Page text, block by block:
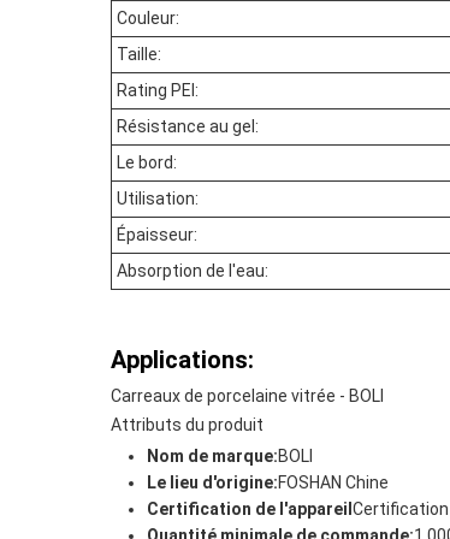
Couleur:
Taille:
Rating PEI:
Résistance au gel:
Le bord:
Utilisation:
Épaisseur:
Absorption de l'eau:
Applications:
Carreaux de porcelaine vitrée - BOLI
Attributs du produit
Nom de marque:BOLI
Le lieu d'origine:FOSHAN Chine
Certification de l'appareil